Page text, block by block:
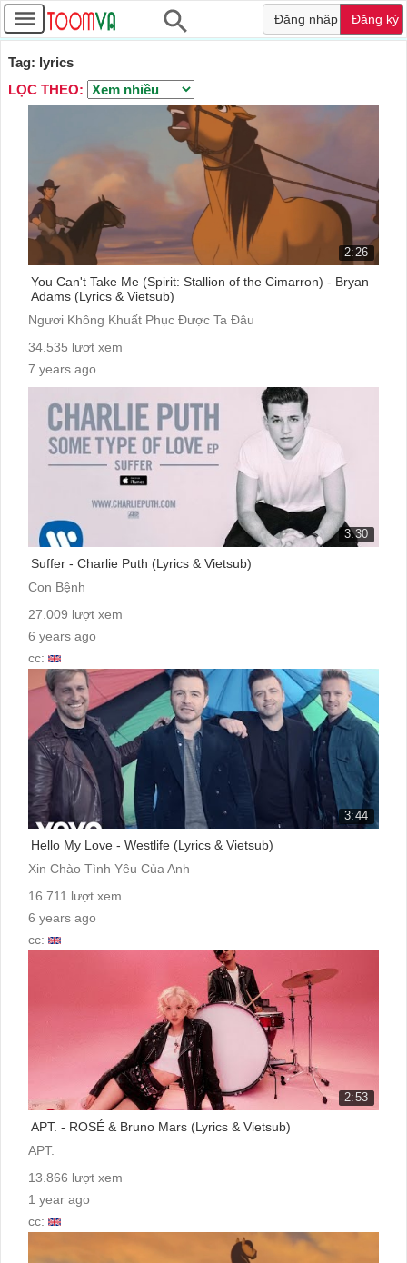
Đăng nhập Đăng ký
Tag: lyrics
LỌC THEO:
2:26
You Can't Take Me (Spirit: Stallion of the Cimarron) - Bryan
Adams (Lyrics & Vietsub)
Ngươi Không Khuất Phục Được Ta Đâu
34.535 lượt xem
7 years ago
cc:
3:30
Suffer - Charlie Puth (Lyrics & Vietsub)
Con Bệnh
27.009 lượt xem
6 years ago
cc:
3:44
Hello My Love - Westlife (Lyrics & Vietsub)
Xin Chào Tình Yêu Của Anh
16.711 lượt xem
6 years ago
cc:
2:53
APT. - ROSÉ & Bruno Mars (Lyrics & Vietsub)
APT.
13.866 lượt xem
1 year ago
cc: